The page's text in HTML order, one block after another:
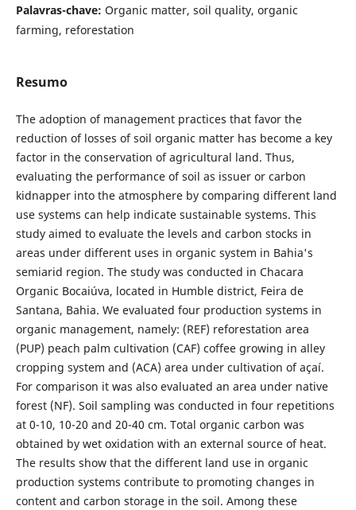
Palavras-chave: Organic matter, soil quality, organic
farming, reforestation
Resumo
The adoption of management practices that favor the
reduction of losses of soil organic matter has become a key
factor in the conservation of agricultural land. Thus,
evaluating the performance of soil as issuer or carbon
kidnapper into the atmosphere by comparing different land
use systems can help indicate sustainable systems. This
study aimed to evaluate the levels and carbon stocks in
areas under different uses in organic system in Bahia's
semiarid region. The study was conducted in Chacara
Organic Bocaiúva, located in Humble district, Feira de
Santana, Bahia. We evaluated four production systems in
organic management, namely: (REF) reforestation area
(PUP) peach palm cultivation (CAF) coffee growing in alley
cropping system and (ACA) area under cultivation of açaí.
For comparison it was also evaluated an area under native
forest (NF). Soil sampling was conducted in four repetitions
at 0-10, 10-20 and 20-40 cm. Total organic carbon was
obtained by wet oxidation with an external source of heat.
The results show that the different land use in organic
production systems contribute to promoting changes in
content and carbon storage in the soil. Among these